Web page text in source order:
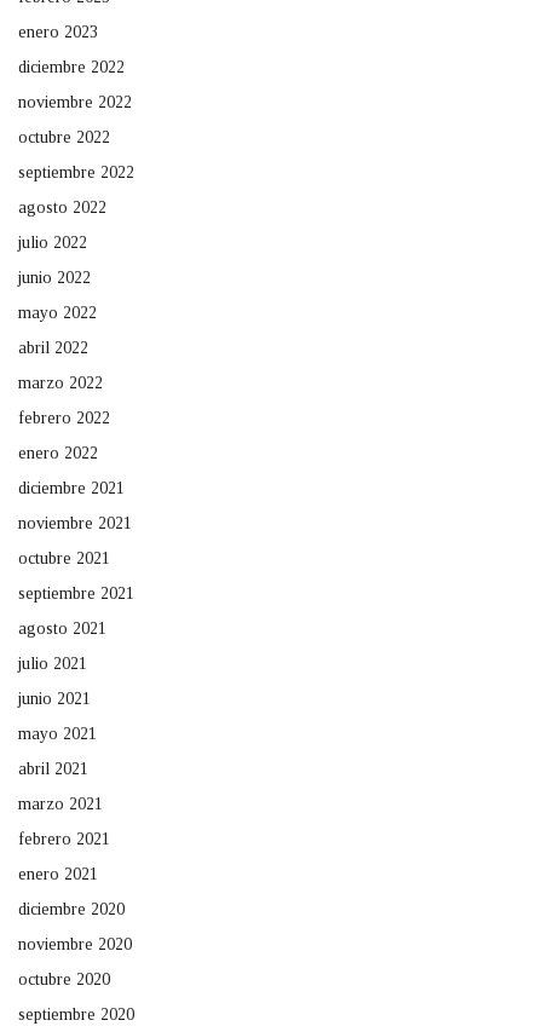
enero 2023
diciembre 2022
noviembre 2022
octubre 2022
septiembre 2022
agosto 2022
julio 2022
junio 2022
mayo 2022
abril 2022
marzo 2022
febrero 2022
enero 2022
diciembre 2021
noviembre 2021
octubre 2021
septiembre 2021
agosto 2021
julio 2021
junio 2021
mayo 2021
abril 2021
marzo 2021
febrero 2021
enero 2021
diciembre 2020
noviembre 2020
octubre 2020
septiembre 2020